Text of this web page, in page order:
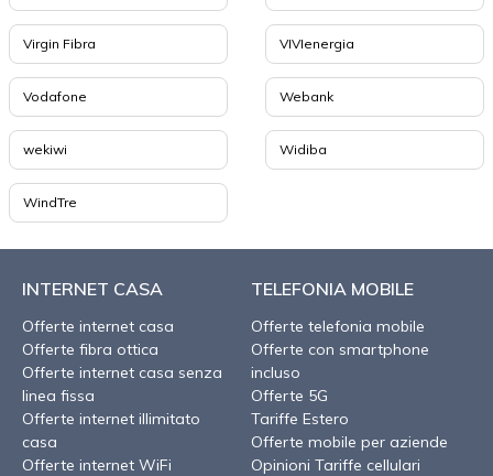
Virgin Fibra VIVIenergia
Vodafone Webank
wekiwi Widiba
WindTre
INTERNET CASA
Offerte internet casa
Offerte fibra ottica
Offerte internet casa senza
linea fissa
Offerte internet illimitato
casa
Offerte internet WiFi
TELEFONIA MOBILE
Offerte telefonia mobile
Offerte con smartphone
incluso
Offerte 5G
Tariffe Estero
Offerte mobile per aziende
Opinioni Tariffe cellulari